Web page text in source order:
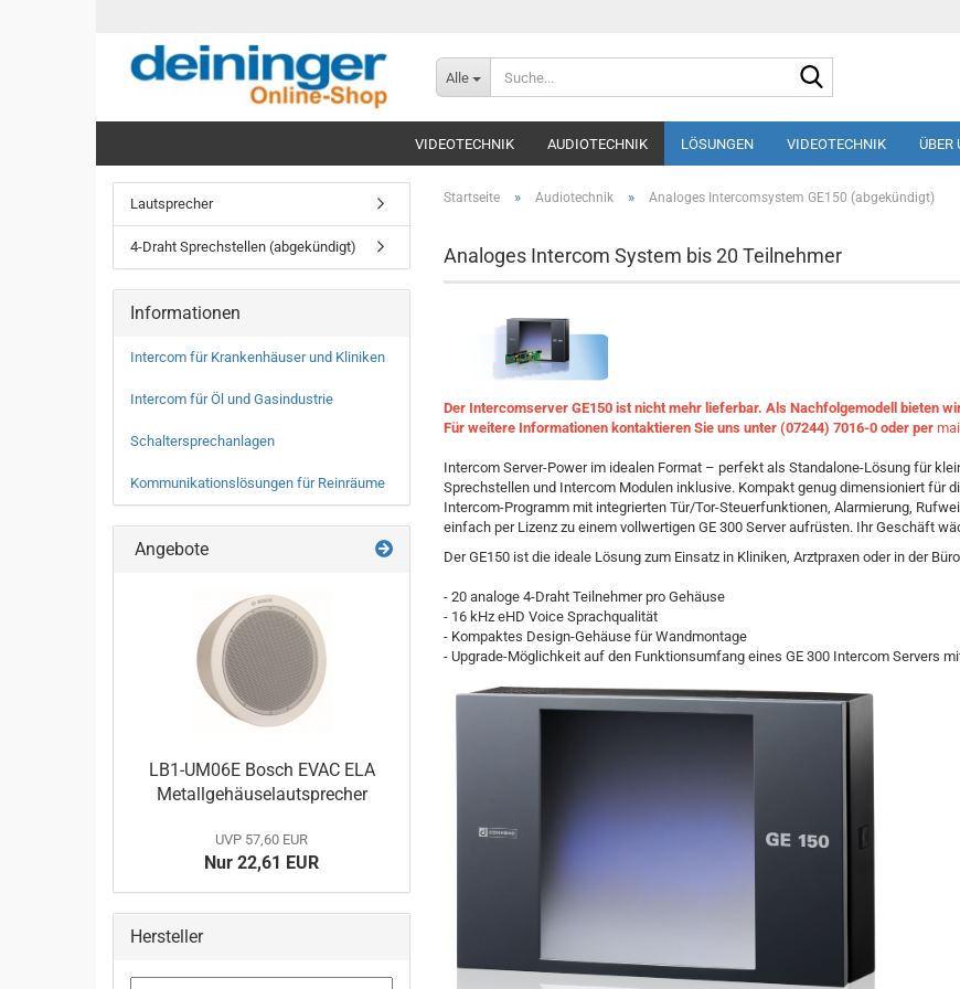
Alle
VIDEOTECHNIK AUDIOTECHNIK LÖSUNGEN VIDEOTECHNIK ÜBER
Startseite » Audiotechnik » Analoges Intercomsystem GE150 (abgekündigt)
Analoges Intercom System bis 20 Teilnehmer
Der Intercomserver GE150 ist nicht mehr lieferbar. Als Nachfolgemodell bieten
Für weitere Informationen kontaktieren Sie uns unter (07244) 7016-0 oder per mail
Intercom Server-Power im idealen Format – perfekt als Standalone-Lösung für
Sprechstellen und Intercom Modulen inklusive. Kompakt genug dimensioniert für
Intercom-Programm mit integrierten Tür/Tor-Steuerfunktionen, Alarmierung,
einfach per Lizenz zu einem vollwertigen GE 300 Server aufrüsten. Ihr Geschäft
Der GE150 ist die ideale Lösung zum Einsatz in Kliniken, Arztpraxen oder in der
- 20 analoge 4-Draht Teilnehmer pro Gehäuse
- 16 kHz eHD Voice Sprachqualität
- Kompaktes Design-Gehäuse für Wandmontage
- Upgrade-Möglichkeit auf den Funktionsumfang eines GE 300 Intercom Servers
Lautsprecher
4-Draht Sprechstellen (abgekündigt)
Informationen
Intercom für Krankenhäuser und Kliniken
Intercom für Öl und Gasindustrie
Schaltersprechanlagen
Kommunikationslösungen für Reinräume
Angebote
LB1-UM06E Bosch EVAC ELA
Metallgehäuselautsprecher
UVP 57,60 EUR
Nur 22,61 EUR
Hersteller